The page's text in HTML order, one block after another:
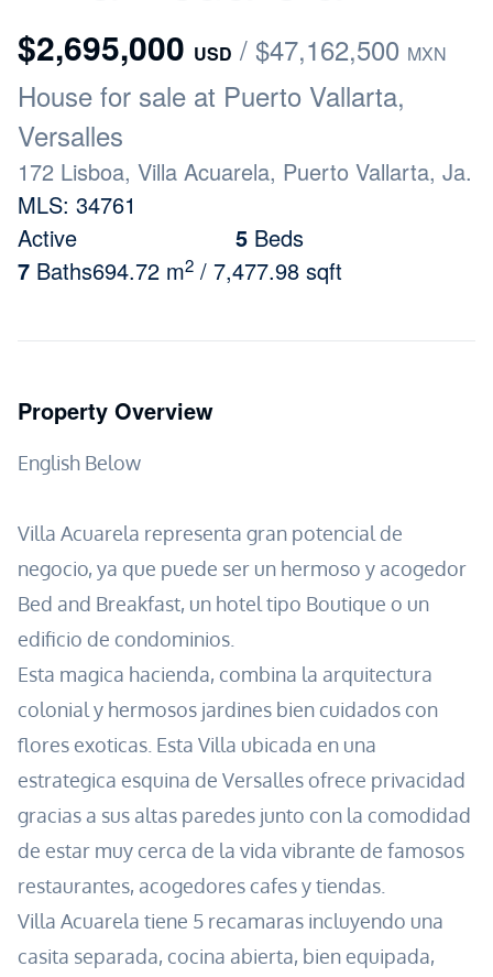
$2,695,000 USD / $47,162,500 MXN
House for sale at Puerto Vallarta,
Versalles
172 Lisboa, Villa Acuarela, Puerto Vallarta, Ja.
MLS: 34761
Active
5 Beds
7 Baths694.72 m2 / 7,477.98 sqft
Property Overview
English Below
Villa Acuarela representa gran potencial de
negocio, ya que puede ser un hermoso y acogedor
Bed and Breakfast, un hotel tipo Boutique o un
edificio de condominios.
Esta magica hacienda, combina la arquitectura
colonial y hermosos jardines bien cuidados con
flores exoticas. Esta Villa ubicada en una
estrategica esquina de Versalles ofrece privacidad
gracias a sus altas paredes junto con la comodidad
de estar muy cerca de la vida vibrante de famosos
restaurantes, acogedores cafes y tiendas.
Villa Acuarela tiene 5 recamaras incluyendo una
casita separada, cocina abierta, bien equipada,